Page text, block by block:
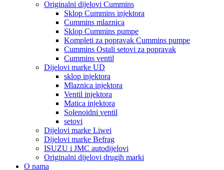
Originalni dijelovi Cummins
Sklop Cummins injektora
Cummins mlaznica
Sklop Cummins pumpe
Kompleti za popravak Cummins pumpe
Cummins Ostali setovi za popravak
Cummins ventil
Dijelovi marke UD
sklop injektora
Mlaznica injektora
Ventil injektora
Matica injektora
Solenoidni ventil
setovi
Dijelovi marke Liwei
Dijelovi marke Befrag
ISUZU i JMC autodijelovi
Originalni dijelovi drugih marki
O nama